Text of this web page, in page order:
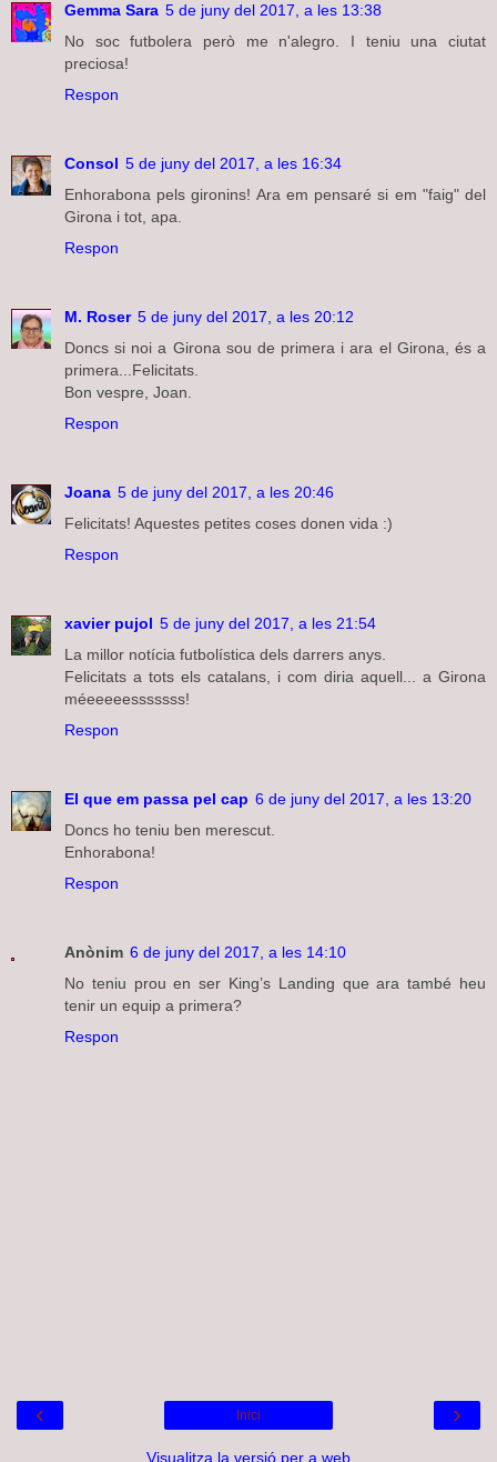
Gemma Sara 5 de juny del 2017, a les 13:38
No soc futbolera però me n'alegro. I teniu una ciutat
preciosa!
Respon
Consol 5 de juny del 2017, a les 16:34
Enhorabona pels gironins! Ara em pensaré si em "faig" del
Girona i tot, apa.
Respon
M. Roser 5 de juny del 2017, a les 20:12
Doncs si noi a Girona sou de primera i ara el Girona, és a
primera...Felicitats.
Bon vespre, Joan.
Respon
Joana 5 de juny del 2017, a les 20:46
Felicitats! Aquestes petites coses donen vida :)
Respon
xavier pujol 5 de juny del 2017, a les 21:54
La millor notícia futbolística dels darrers anys.
Felicitats a tots els catalans, i com diria aquell... a Girona
méeeeeesssssss!
Respon
El que em passa pel cap 6 de juny del 2017, a les 13:20
Doncs ho teniu ben merescut.
Enhorabona!
Respon
Anònim 6 de juny del 2017, a les 14:10
No teniu prou en ser King’s Landing que ara també heu
tenir un equip a primera?
Respon
‹ ›
Inici
Visualitza la versió per a web